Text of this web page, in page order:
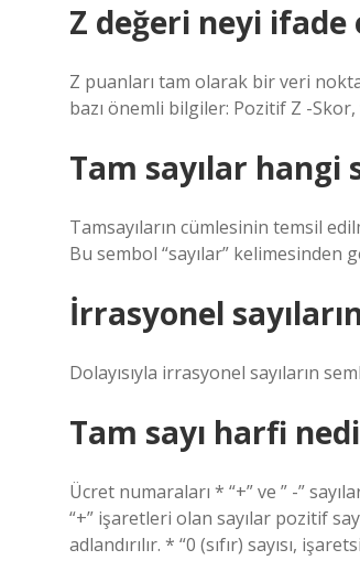
Z değeri neyi ifade
Z puanları tam olarak bir veri
bazı önemli bilgiler: Pozitif Z -
Tam sayılar hangi
Tamsayıların cümlesinin temsil
Bu sembol “sayılar” kelimesinden
İrrasyonel
Dolayısıyla irrasyonel sayıların
Tam sayı harfi
Ücret numaraları * “+” ve ” -”
“+” işaretleri olan sayılar pozitif
adlandırılır. * “0 (sıfır) sayısı,